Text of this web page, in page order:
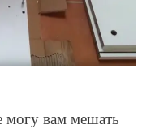
могу вам мешать